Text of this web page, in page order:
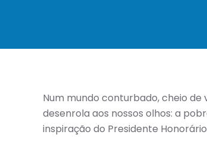
Num mundo conturbado, cheio
desenrola aos nossos olhos: a
inspiração do Presidente